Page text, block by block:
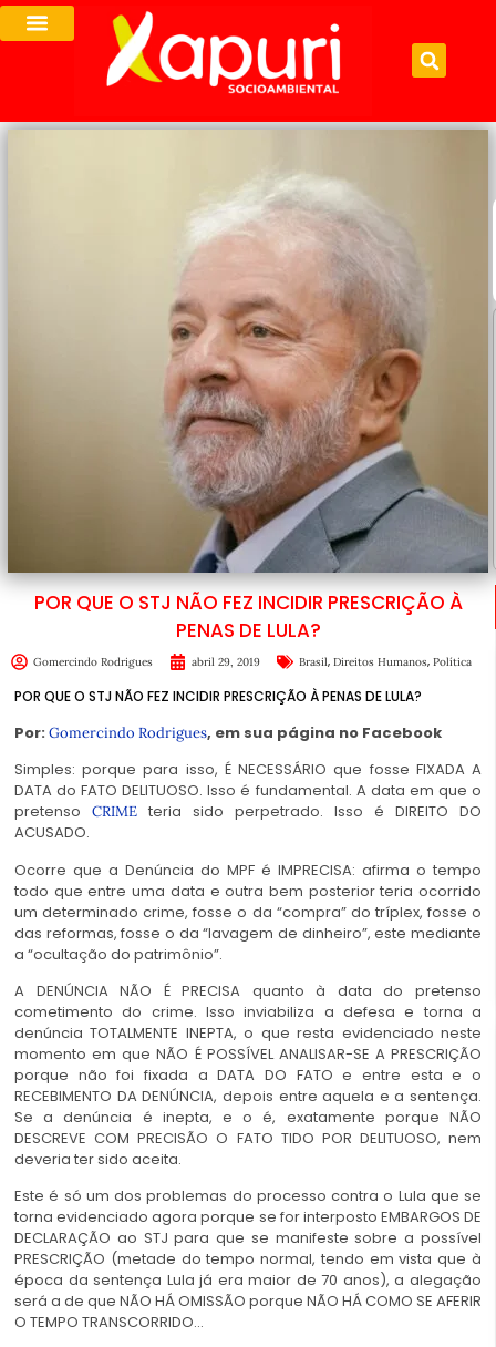
POR QUE O STJ NÃO FEZ INCIDIR PRESCRIÇÃO À
PENAS DE LULA?
Gomercindo Rodrigues abril 29, 2019 Brasil, Direitos Humanos, Política
POR QUE O STJ NÃO FEZ INCIDIR PRESCRIÇÃO À PENAS DE LULA?
Por: Gomercindo Rodrigues, em sua página no Facebook
Simples: porque para isso, É NECESSÁRIO que fosse FIXADA A
DATA do FATO DELITUOSO. Isso é fundamental. A data em que o
pretenso CRIME teria sido perpetrado. Isso é DIREITO DO
ACUSADO.
Ocorre que a Denúncia do MPF é IMPRECISA: afirma o tempo
todo que entre uma data e outra bem posterior teria ocorrido
um determinado crime, fosse o da “compra” do tríplex, fosse o
das reformas, fosse o da “lavagem de dinheiro”, este mediante
a “ocultação do patrimônio”.
A DENÚNCIA NÃO É PRECISA quanto à data do pretenso
cometimento do crime. Isso inviabiliza a defesa e torna a
denúncia TOTALMENTE INEPTA, o que resta evidenciado neste
momento em que NÃO É POSSÍVEL ANALISAR-SE A PRESCRIÇÃO
porque não foi fixada a DATA DO FATO e entre esta e o
RECEBIMENTO DA DENÚNCIA, depois entre aquela e a sentença.
Se a denúncia é inepta, e o é, exatamente porque NÃO
DESCREVE COM PRECISÃO O FATO TIDO POR DELITUOSO, nem
deveria ter sido aceita.
Este é só um dos problemas do processo contra o Lula que se
torna evidenciado agora porque se for interposto EMBARGOS DE
DECLARAÇÃO ao STJ para que se manifeste sobre a possível
PRESCRIÇÃO (metade do tempo normal, tendo em vista que à
época da sentença Lula já era maior de 70 anos), a alegação
será a de que NÃO HÁ OMISSÃO porque NÃO HÁ COMO SE AFERIR
O TEMPO TRANSCORRIDO…